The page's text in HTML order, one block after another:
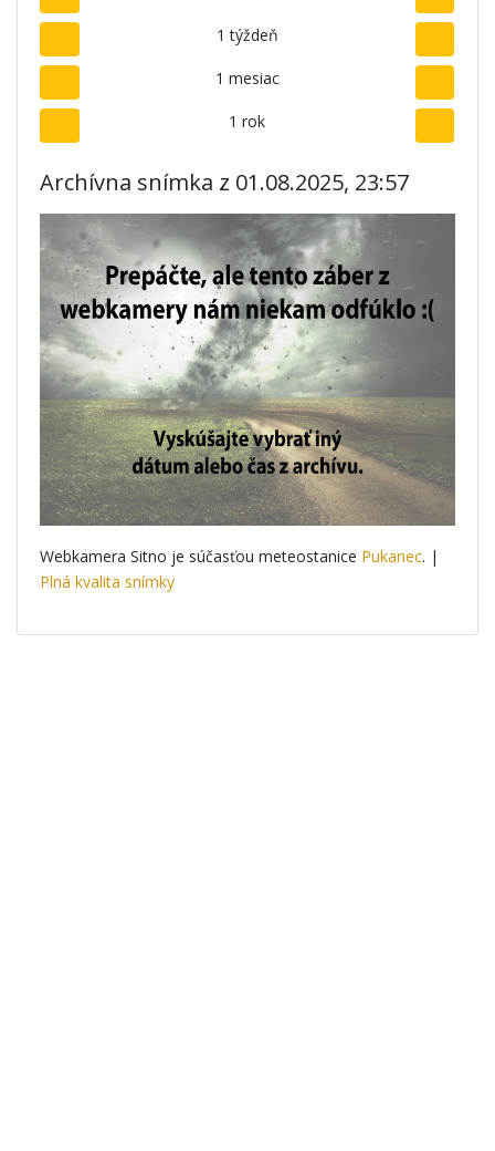
1 týždeň
1 mesiac
1 rok
Archívna snímka z 01.08.2025, 23:57
Webkamera Sitno je súčasťou meteostanice Pukanec. |
Plná kvalita snímky